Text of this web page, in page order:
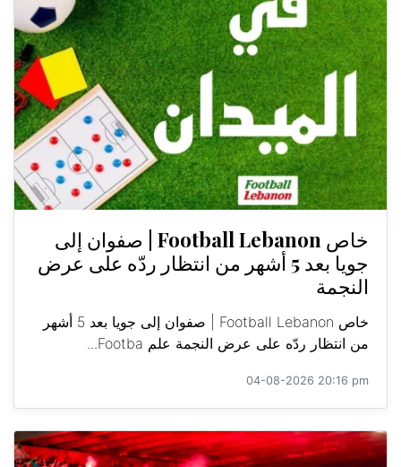
خاص Football Lebanon | صفوان إلى
جويا بعد 5 أشهر من انتظار ردّه على عرض
النجمة
خاص Football Lebanon | صفوان إلى جويا بعد 5 أشهر
من انتظار ردّه على عرض النجمة علم Footba...
04-08-2026 20:16 pm